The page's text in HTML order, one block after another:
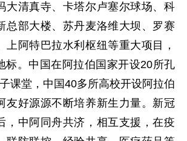
大清真寺、卡塔尔卢塞尔球场、科
总部大楼、苏丹麦洛维大坝、罗赛
上阿特巴拉水利枢纽等重大项目，
标。中国在阿拉伯国家开设20所孔
课堂，中国40多所高校开设阿拉伯
友好源源不断培养新生力量。新冠
，中阿同舟共济，相互支援，在疫